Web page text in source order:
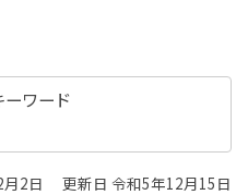
ワード
2日 更新日 令和5年12月15日